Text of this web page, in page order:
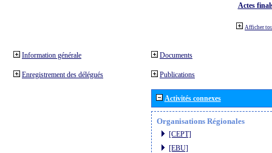
Actes
Afficher
Information générale
Enregistrement des délégués
Documents
Publications
Activités connexes
Organisations Régionales
[CEPT]
[EBU]